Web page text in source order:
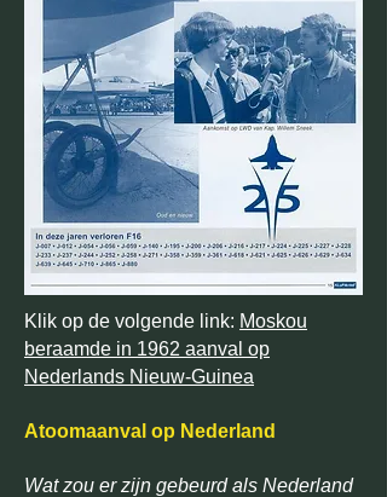
Klik op de volgende link: Moskou
beraamde in 1962 aanval op
Nederlands Nieuw-Guinea
Atoomaanval op Nederland
Wat zou er zijn gebeurd als Nederland